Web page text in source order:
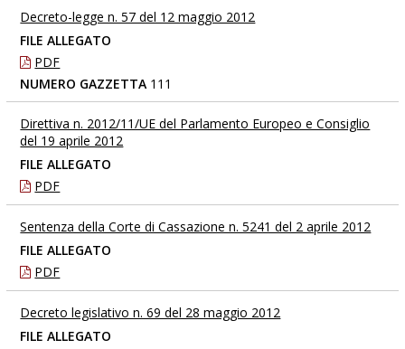
Decreto-legge n. 57 del 12 maggio 2012
FILE ALLEGATO
PDF
NUMERO GAZZETTA 111
Direttiva n. 2012/11/UE del Parlamento Europeo e Consiglio
del 19 aprile 2012
FILE ALLEGATO
PDF
Sentenza della Corte di Cassazione n. 5241 del 2 aprile 2012
FILE ALLEGATO
PDF
Decreto legislativo n. 69 del 28 maggio 2012
FILE ALLEGATO